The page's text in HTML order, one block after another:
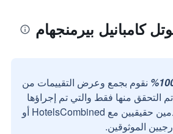
كامبانيل بيرمنجهام
نقوم بجمع وعرض التقييمات من
التحقق منها فقط والتي تم إجراؤها
بواسطة مستخدمين حقيقيين مع HotelsCombined أو
الموثوقين.